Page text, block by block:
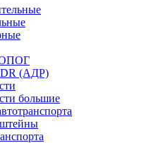
(АДР)
большие